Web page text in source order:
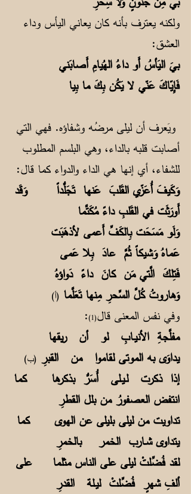
ولكنه يعترف بأنه كان يعاني اليأس وداء
العشق:
بيَ اليَأسُ أَو داءُ الهُيامِ أَصابَني
فَإِيّاكَ عَنّي لا يَكُن بِكَ ما بِيا
ويَعرف أن ليلى مرضُه وشفاؤه. فهي التي
أصابت قلبه بالداء، وهي البلسم المطلوب
للشفاء، أي إنها هي الداء والدواء كما قال:
وَكَيفَ أُعَزّي القَلبَ عَنها تَجَلُّداً وَقَد
أَورَثَت في القَلبِ داءً مُكَتَّما
وَلَو مَسَحَت بِالكَفِّ أَعمى لأذهَبَت
عَماهُ وَشيكاً ثُمَّ عادَ بِلا عَمى
فَتِلكَ الَّتي مَن كانَ داءً دَواؤهُ
وَهاروتُ كُلَّ السِّحرِ مِنها تَعَلَّما (أ)
وفي نفس المعنى قال(1)
:
مفلَّجةِ الأنيـابِ لو أن ريقها
يداوَى به الموتى لقاموا من القبرِ (ب)
إذا ذكرت لـيـلى أُسَرُّ بذكرها كما
انتفض العصفورُ من بلل القطرِ
تداويت من ليلى بليلى عن الهوى كما
يتداوى شـارب الخمر بالخمرِ
لقد فُضِّلتْ ليلى على الناس مثلما على
ألفِ شهرٍ فُضِّلتْ ليـلة القدرِ